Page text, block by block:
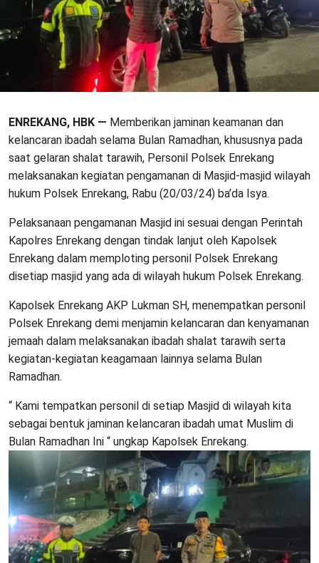
ENREKANG, HBK — Memberikan jaminan keamanan dan
kelancaran ibadah selama Bulan Ramadhan, khususnya pada
saat gelaran shalat tarawih, Personil Polsek Enrekang
melaksanakan kegiatan pengamanan di Masjid-masjid wilayah
hukum Polsek Enrekang, Rabu (20/03/24) ba’da Isya.
Pelaksanaan pengamanan Masjid ini sesuai dengan Perintah
Kapolres Enrekang dengan tindak lanjut oleh Kapolsek
Enrekang dalam memploting personil Polsek Enrekang
disetiap masjid yang ada di wilayah hukum Polsek Enrekang.
Kapolsek Enrekang AKP Lukman SH, menempatkan personil
Polsek Enrekang demi menjamin kelancaran dan kenyamanan
jemaah dalam melaksanakan ibadah shalat tarawih serta
kegiatan-kegiatan keagamaan lainnya selama Bulan
Ramadhan.
“ Kami tempatkan personil di setiap Masjid di wilayah kita
sebagai bentuk jaminan kelancaran ibadah umat Muslim di
Bulan Ramadhan Ini “ ungkap Kapolsek Enrekang.